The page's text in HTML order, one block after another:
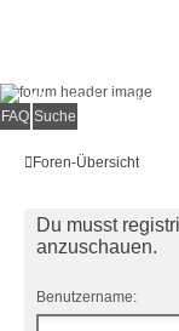
Alles rund um die
FAQ Suche
Foren-Übersicht
Du musst
anzuschauen.
Benutzername: